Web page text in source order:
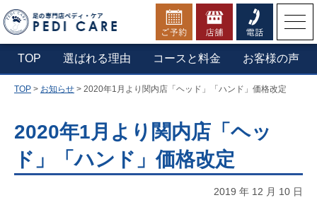
TOP 選ばれる理由 コースと料金 お客様の声
お電話でのご予約・お問合せ
▼横浜本店へ電話する
0800-1234-210
定休日：第一木曜日・年末年始
営業時間：9:30 - 20:00（最終受付19:30）
TOP > お知らせ > 2020年1月より関内店「ヘッド」「ハンド」価格改定
2020年1月より関内店「ヘッ
ド」「ハンド」価格改定
2019 年 12 月 10 日